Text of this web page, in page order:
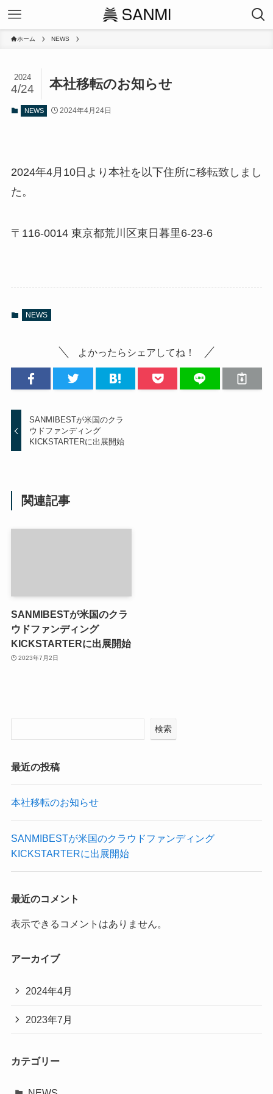
ホーム NEWS
本社移転のお知らせ
2024
4/24
NEWS 2024年4月24日
2024年4月10日より本社を以下住所に移転致しまし
た。
〒116-0014 東京都荒川区東日暮里6-23-6
NEWS
よかったらシェアしてね！
SANMIBESTが米国のクラ
ウドファンディング
KICKSTARTERに出展開始
関連記事
SANMIBESTが米国のクラ
ウドファンディング
KICKSTARTERに出展開始
2023年7月2日
検索
最近の投稿
本社移転のお知らせ
SANMIBESTが米国のクラウドファンディング
KICKSTARTERに出展開始
最近のコメント
表示できるコメントはありません。
アーカイブ
2024年4月
2023年7月
カテゴリー